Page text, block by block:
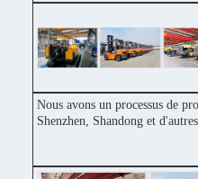
Nous avons un processus de
Shenzhen, Shandong et